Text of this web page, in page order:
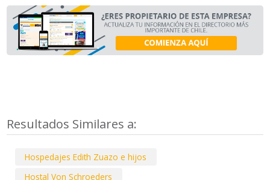
Resultados Similares a:
Hospedajes Edith Zuazo e hijos
Hostal Von Schroeders